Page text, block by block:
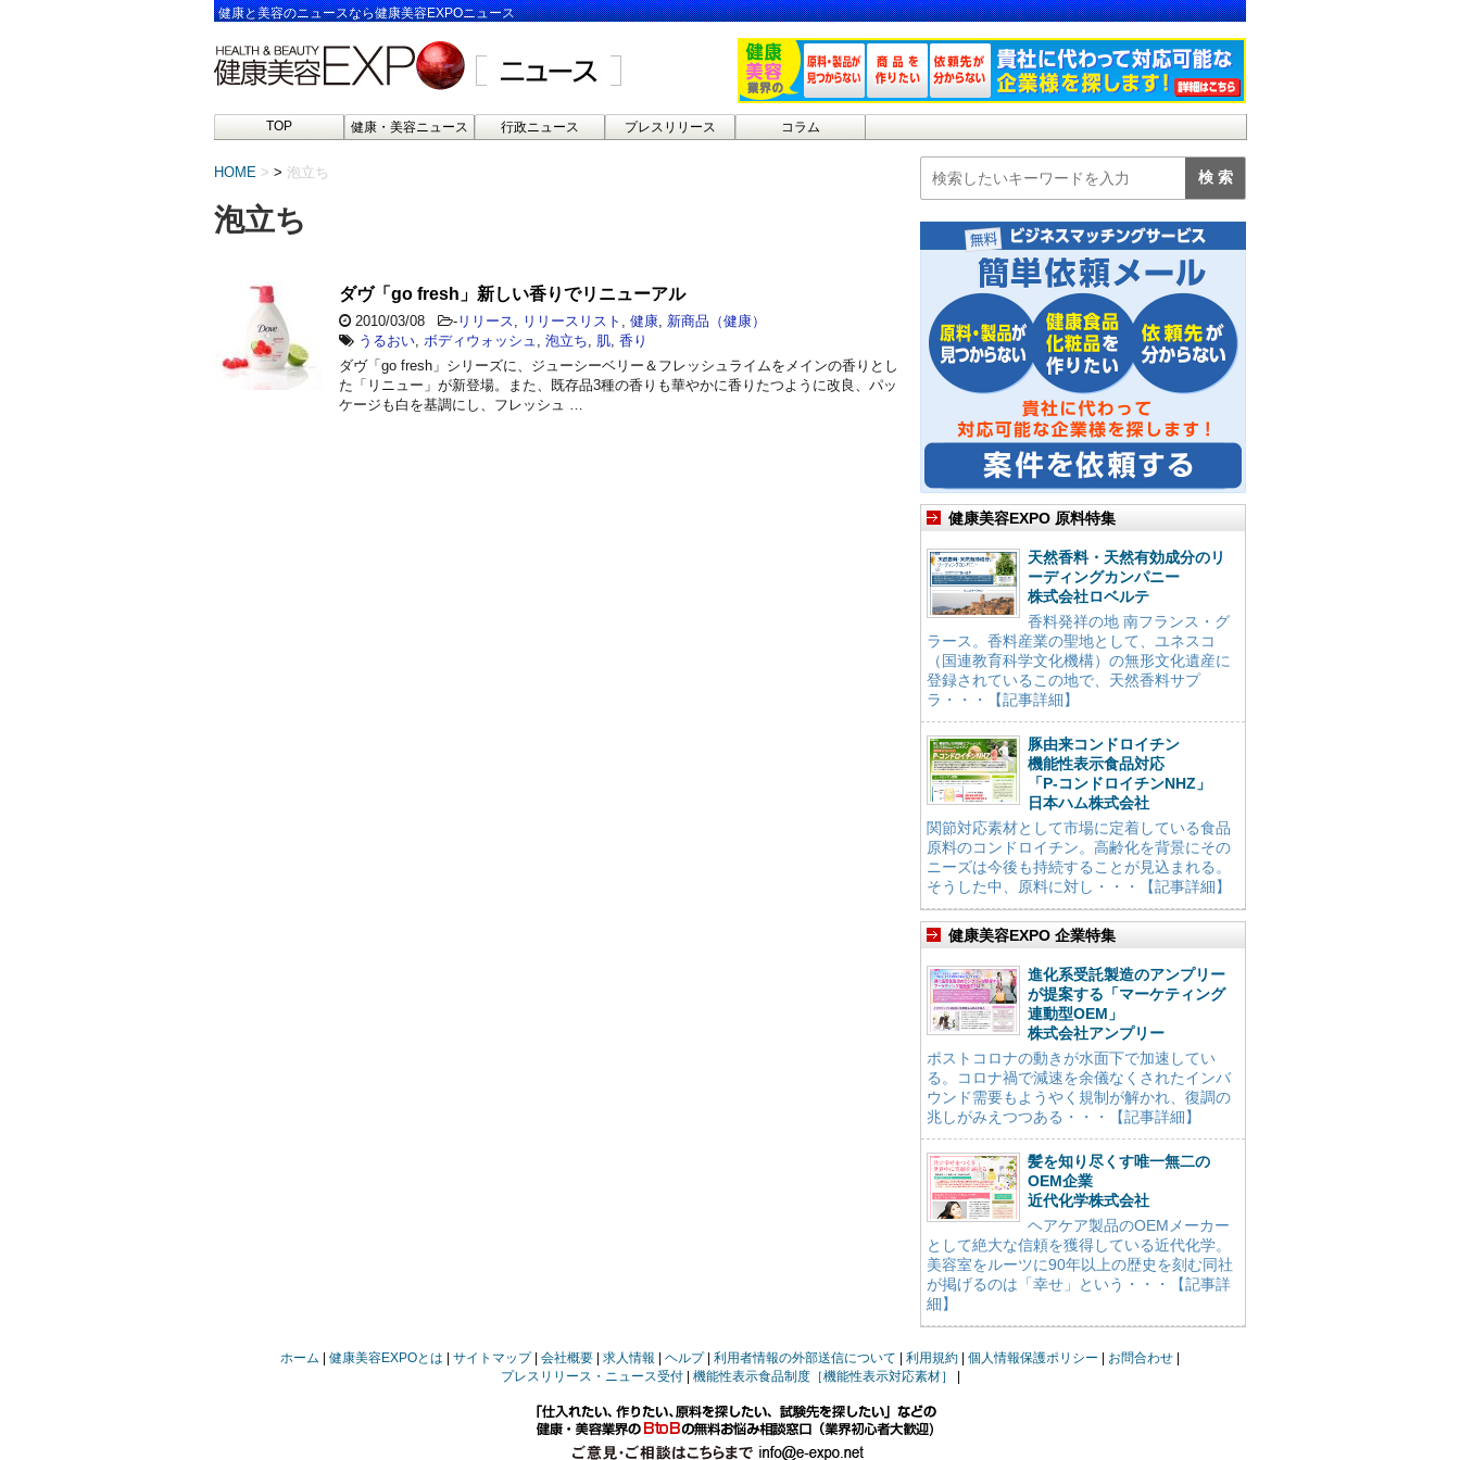
健康と美容のニュースなら健康美容EXPOニュース
TOP 健康・美容ニュース 行政ニュース プレスリリース コラム
HOME > 泡立ち
泡立ち
ダヴ「go fresh」新しい香りでリニューアル
2010/03/08 - リリース リリースリスト 健康 新商品（健康）
うるおい ボディウォッシュ 泡立ち 肌 香り
ダヴ「go fresh」シリーズに、ジューシーベリー＆フレッシュライムをメインの香りとし
た「リニュー」が新登場。また、既存品3種の香りも華やかに香りたつように改良、パッ
ケージも白を基調にし、フレッシュ …
健康美容EXPO 原料特集
天然香料・天然有効成分のリ
ーディングカンパニー
株式会社ロベルテ
香料発祥の地 南フランス・グ
ラース。香料産業の聖地として、ユネスコ
（国連教育科学文化機構）の無形文化遺産に
登録されているこの地で、天然香料サプ
ラ・・・【記事詳細】
豚由来コンドロイチン
機能性表示食品対応
「P-コンドロイチンNHZ」
日本ハム株式会社
関節対応素材として市場に定着している食品
原料のコンドロイチン。高齢化を背景にその
ニーズは今後も持続することが見込まれる。
そうした中、原料に対し・・・【記事詳細】
健康美容EXPO 企業特集
進化系受託製造のアンプリー
が提案する「マーケティング
連動型OEM」
株式会社アンプリー
ポストコロナの動きが水面下で加速してい
る。コロナ禍で減速を余儀なくされたインバ
ウンド需要もようやく規制が解かれ、復調の
兆しがみえつつある・・・【記事詳細】
髪を知り尽くす唯一無二の
OEM企業
近代化学株式会社
ヘアケア製品のOEMメーカー
として絶大な信頼を獲得している近代化学。
美容室をルーツに90年以上の歴史を刻む同社
が掲げるのは「幸せ」という・・・【記事詳
細】
ホーム 健康美容EXPOとは サイトマップ 会社概要 求人情報 ヘルプ 利用者情報の外部送信について 利用規約 個人情報保護ポリシー
お問合わせ
プレスリリース・ニュース受付
機能性表示食品制度［機能性表示対応素材］